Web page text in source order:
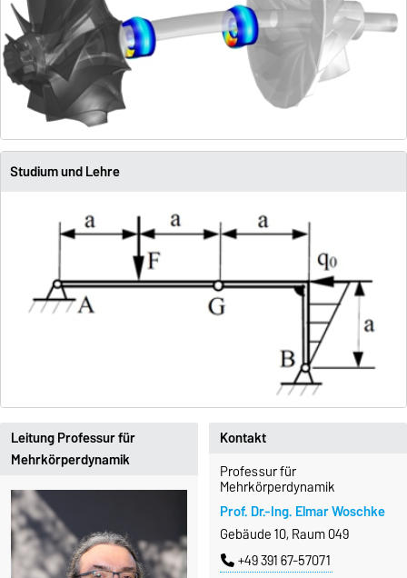
Studium und Lehre
Leitung Professur für
Mehrkörperdynamik
Kontakt
Professur für
Mehrkörperdynamik
Prof. Dr.-Ing. Elmar Woschke
Gebäude 10, Raum 049
+49 391 67-57071